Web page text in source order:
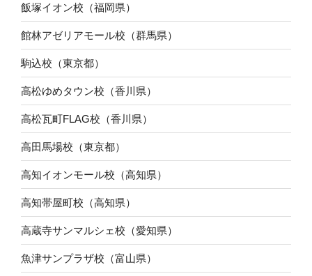
飯塚イオン校（福岡県）
館林アゼリアモール校（群馬県）
駒込校（東京都）
高松ゆめタウン校（香川県）
高松瓦町FLAG校（香川県）
高田馬場校（東京都）
高知イオンモール校（高知県）
高知帯屋町校（高知県）
高蔵寺サンマルシェ校（愛知県）
魚津サンプラザ校（富山県）